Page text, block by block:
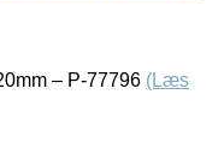
– P-77796 (Læs